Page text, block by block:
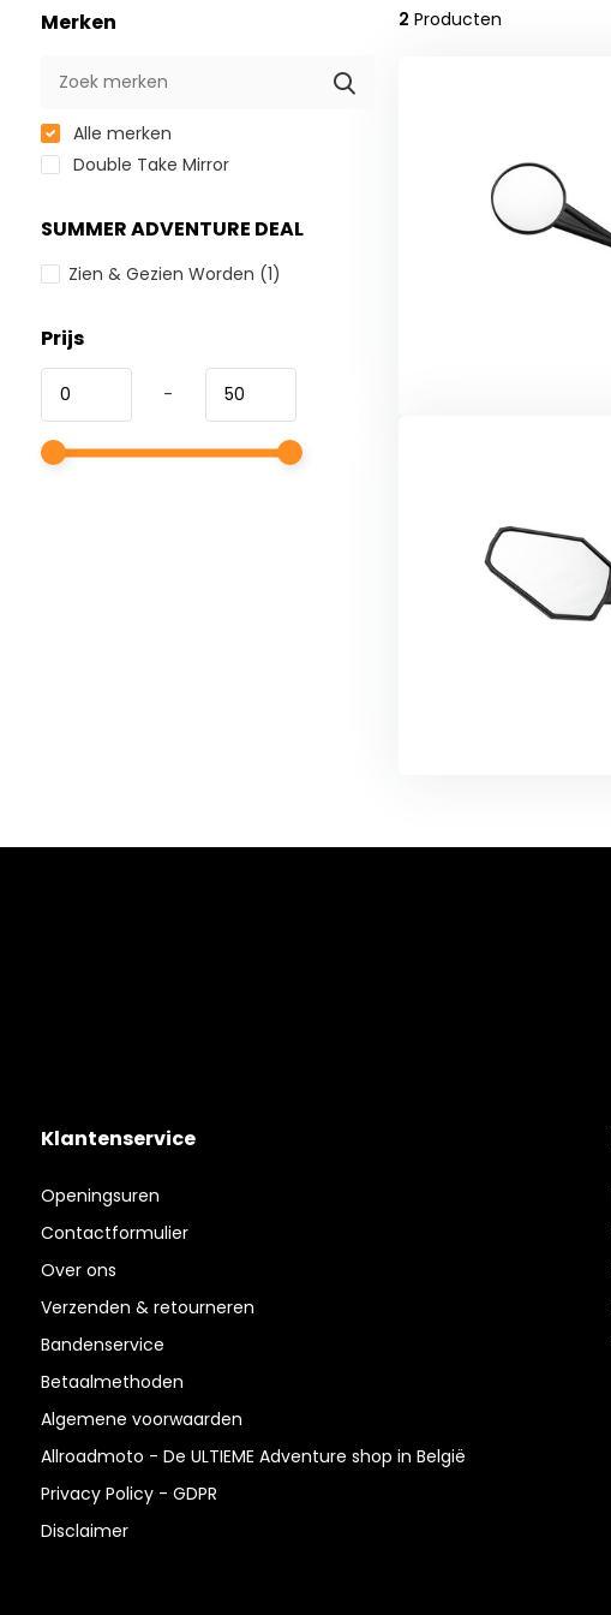
Merken
Alle merken
Double Take Mirror
SUMMER ADVENTURE DEAL
Zien & Gezien Worden (1)
Prijs
-
2 Producten
Klantenservice
Openingsuren
Contactformulier
Over ons
Verzenden & retourneren
Bandenservice
Betaalmethoden
Algemene voorwaarden
Allroadmoto - De ULTIEME Adventure shop in België
Privacy Policy - GDPR
Disclaimer